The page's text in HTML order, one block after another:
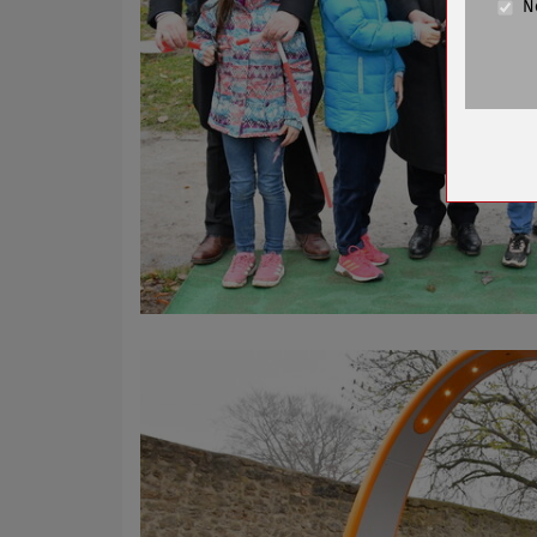
Cookie
Name
Zweck
Cookie
Cookie